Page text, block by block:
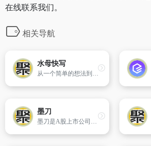
在线联系我们。
相关导航
水母快写
从一个简单的想法到几千字的文章，只需几分钟，借助Junia AI编辑器和工具，创建引人入胜的内容、完美的文章和有说服力的电子邮件。
墨刀
墨刀是A股上市公司万兴科技旗下的在线一体化产品设计协作平台,集原型设计、协作、流程图、思维导图为一体，支持团队项目实时协作和管理，金融级数据安全保障，还支持私有化部署，...